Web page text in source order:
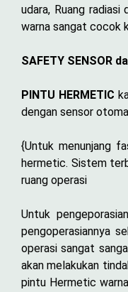
udara, Ruang
warna sangat cocok
SAFETY SENSOR
PINTU HERMETIC
dengan sensor
{Untuk menunjang
hermetic. Sistem
ruang operasi
Untuk
pengoperasiannya
operasi sangat
akan melakukan
pintu Hermetic